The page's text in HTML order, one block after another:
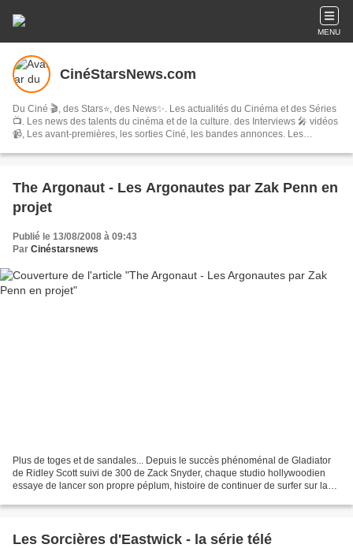
MENU
CinéStarsNews.com
Du Ciné 🎬, des Stars⭐, des News✨. Les actualités du Cinéma et des Séries
📺. Les news des talents du cinéma et de la culture. des Interviews 🎤 vidéos
📹, Les avant-premières, les sorties Ciné, les bandes annonces. Les
The Argonaut - Les Argonautes par Zak Penn en
projet
Publié le 13/08/2008 à 09:43
Par Cinéstarsnews
Plus de toges et de sandales... Depuis le succès phénoménal de Gladiator
de Ridley Scott suivi de 300 de Zack Snyder, chaque studio hollywoodien
essaye de lancer son propre péplum, histoire de continuer de surfer sur la
Les Sorcières d'Eastwick - la série télé